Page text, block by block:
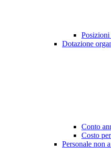
Dotazione
Conto
Costo
Personale non